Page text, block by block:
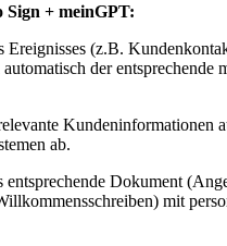
+ meinGPT:
Ereignisses (z.B.
der entsprechende
Kundeninformationen
ab.
Dokument
mit